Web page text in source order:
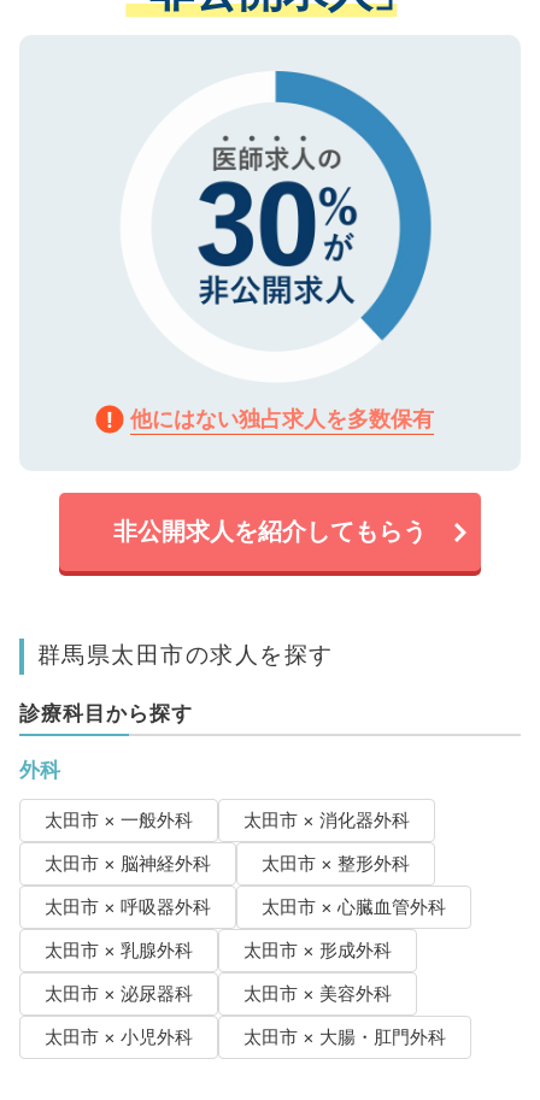
で、機密保持に関してもご安心ください。
ない方には、長期的なサポートが可能です
ので、まずはご登録ください。
他にはない独占求人を多数保有
非公開求人を紹介してもらう
群馬県太田市の求人を探す
診療科目から探す
外科
太田市 × 一般外科
太田市 × 消化器外科
太田市 × 脳神経外科
太田市 × 整形外科
太田市 × 呼吸器外科
太田市 × 心臓血管外科
太田市 × 乳腺外科
太田市 × 形成外科
太田市 × 泌尿器科
太田市 × 美容外科
太田市 × 小児外科
太田市 × 大腸・肛門外科